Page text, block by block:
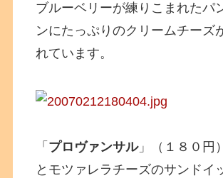
ブルーベリーが練りこまれたパ
ンにたっぷりのクリームチーズ
れています。
「 プロヴァンサル」（１８０円
とモツァレラチーズのサンドイ